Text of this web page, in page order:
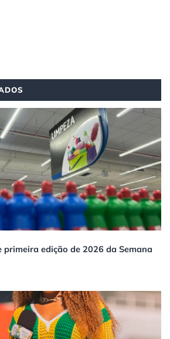
edição de 2026 da Semana